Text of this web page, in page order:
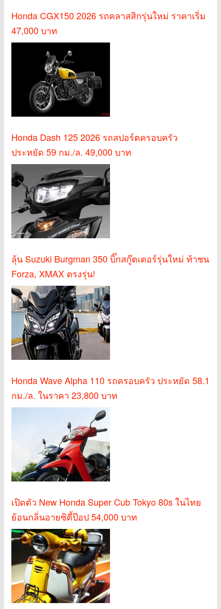
Honda CGX150 2026 รถคลาสสิกรุ่นใหม่ ราคาเริ่ม
47,000 บาท
Honda Dash 125 2026 รถสปอร์ตครอบครัว
ประหยัด 59 กม./ล. 49,000 บาท
ลุ้น Suzuki Burgman 350 บิ๊กสกู๊ตเตอร์รุ่นใหม่ ท้าชน
Forza, XMAX ตรงรุ่น!
Honda Wave Alpha 110 รถครอบครัว ประหยัด 58.1
กม./ล. ในราคา 23,800 บาท
เปิดตัว New Honda Super Cub Tokyo 80s ในไทย
ย้อนกลิ่นอายซิตี้ป๊อป 54,000 บาท